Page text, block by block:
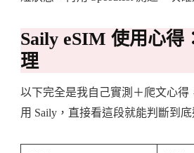
Saily eSIM 使用心得
理
以下完全是我自己實測＋爬文心得
用 Saily，直接看這段就能判斷到底